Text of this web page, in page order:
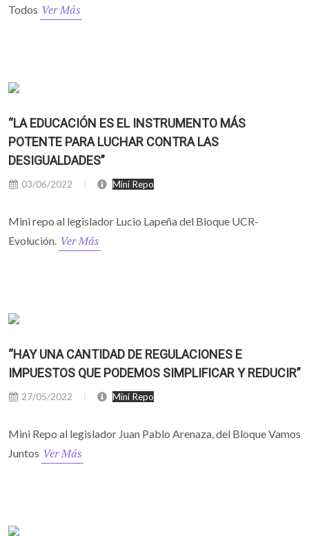
Todos Ver Más
“LA EDUCACIÓN ES EL INSTRUMENTO MÁS
POTENTE PARA LUCHAR CONTRA LAS
DESIGUALDADES”
03/06/2022 Mini Repo
Mini repo al legislador Lucio Lapeña del Bloque UCR-
Evolución. Ver Más
“HAY UNA CANTIDAD DE REGULACIONES E
IMPUESTOS QUE PODEMOS SIMPLIFICAR Y REDUCIR”
27/05/2022 Mini Repo
Mini Repo al legislador Juan Pablo Arenaza, del Bloque Vamos
Juntos Ver Más